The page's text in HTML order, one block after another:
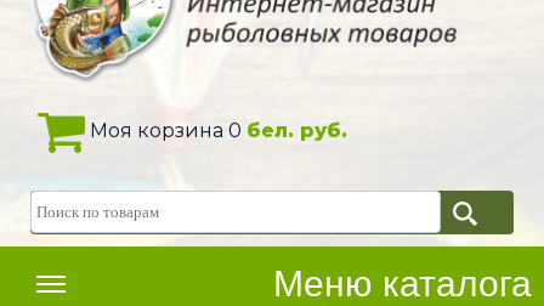
Моя корзина 0 бел. руб.
Меню каталога